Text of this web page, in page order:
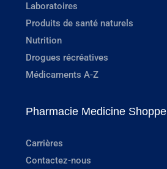
Laboratoires
Produits de santé naturels
Nutrition
Drogues récréatives
Médicaments A-Z
Pharmacie Medicine Shoppe
Carrières
Contactez-nous